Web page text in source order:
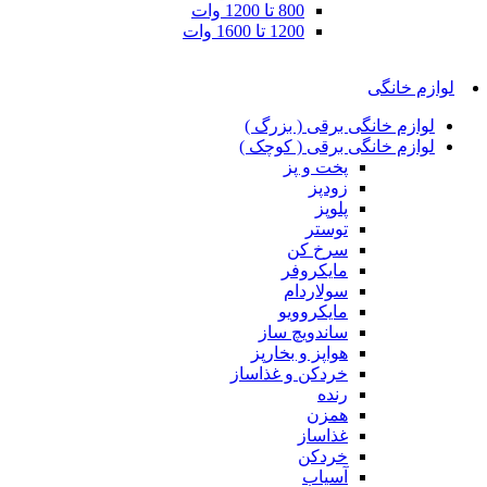
800 تا 1200 وات
1200 تا 1600 وات
لوازم خانگی
لوازم خانگی برقی ( بزرگ )
لوازم خانگی برقی ( کوچک )
پخت و پز
زودپز
پلوپز
توستر
سرخ کن
مایکروفر
سولاردام
مایکروویو
ساندویچ ساز
هواپز و بخارپز
خردکن و غذاساز
رنده
همزن
غذاساز
خردکن
آسیاب